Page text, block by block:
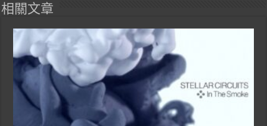
相關文章